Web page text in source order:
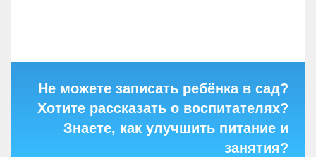
Не можете записать ребёнка в сад?
Хотите рассказать о воспитателях?
Знаете, как улучшить питание и
занятия?